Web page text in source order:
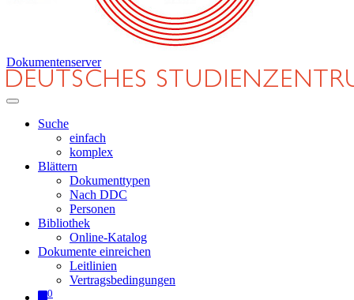
Dokumentenserver
Suche
einfach
komplex
Blättern
Dokumenttypen
Nach DDC
Personen
Bibliothek
Online-Katalog
Dokumente einreichen
Leitlinien
Vertragsbedingungen
0